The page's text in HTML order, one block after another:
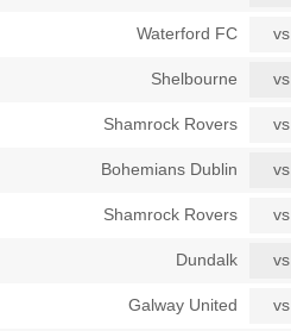
Waterford FC vs
Shelbourne vs
Shamrock Rovers vs
Bohemians Dublin vs
Shamrock Rovers vs
Dundalk vs
Galway United vs